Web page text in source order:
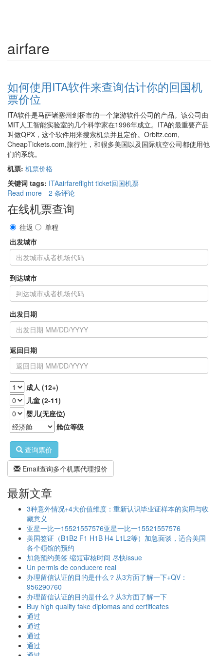
airfare
如何使用ITA软件来查询估计你的回国机
票价位
ITA软件是马萨诸塞州剑桥市的一个旅游软件公司的产品。该公司由
MIT人工智能实验室的几个科学家在1996年成立。ITA的最重要产品
叫做QPX，这个软件用来搜索机票并且定价。Orbitz.com,
CheapTickets.com,旅行社，和很多美国以及国际航空公司都使用他
们的系统。
机票: 机票价格
关键词 tags: ITAairfareflight ticket回国机票
Read more about
如
何
使
用
软
件
询
估
你
的
回
机
票
位
2 条评论
在线机票查询
往返
单程
出发城市
到达城市
出发日期
返回日期
成人 (12+)
儿童 (2-11)
婴儿(无座位)
舱位等级
查询票价
Email查询多个机票代理报价
最新文章
3种意外情况+4大价值维度：重新认识毕业证样本的实用与收
藏意义
亚星一比一15521557576亚星一比一15521557576
美国签证（B1B2 F1 H1B H4 L1L2等）加急面谈，适合美国
各个领馆的预约
加急预约美签 缩短审核时间 尽快issue
Un permis de conducere real
办理留信认证的目的是什么？从3方面了解一下+QV：
956290760
办理留信认证的目的是什么？从3方面了解一下
Buy high quality fake diplomas and certificates
通过
通过
通过
通过